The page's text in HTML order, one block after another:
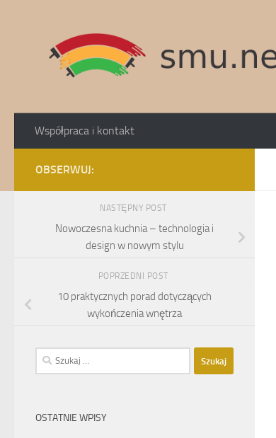
Współpraca i kontakt
OBSERWUJ:
NASTĘPNY POST
Nowoczesna kuchnia – technologia i
design w nowym stylu
POPRZEDNI POST
10 praktycznych porad dotyczących
wykończenia wnętrza
Szukaj:
OSTATNIE WPISY